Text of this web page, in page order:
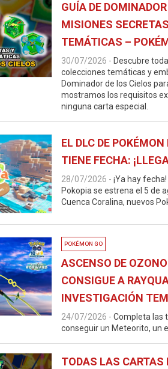
GUÍA DE
MISIONES
TEMÁTICAS –
30/07/2026 - Descubre
colecciones temáticas y
Dominador de los Cielos
mostramos los requisitos
ninguna carta especial.
EL DLC DE
TIENE FECHA:
28/07/2026 - ¡Ya hay
Pokopia se estrena el 5 de
Cuenca Coralina, nuevos
POKÉMON GO
ASCENSO DE
CONSIGUE A
INVESTIGACIÓN
24/07/2026 - Completa las
conseguir un Meteorito, un
TODAS LAS CARTAS